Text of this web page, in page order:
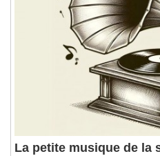
Chapters
Chapters
Descriptions
descriptions off,
subtitles settings,
settings dialog
subtitles off,
Audio Track
La petite musique de la